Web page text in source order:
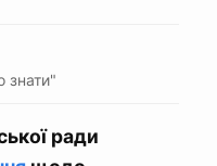
знати"
ради